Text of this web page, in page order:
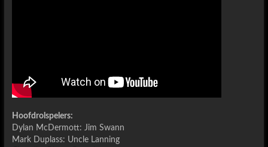
Hoofdrolspelers:
Dylan McDermott: Jim Swann
Mark Duplass: Uncle Lanning